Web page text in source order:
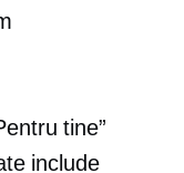
tine”
include